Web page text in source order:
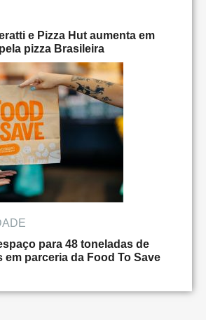
e Pizza Hut aumenta em
pizza Brasileira
para 48 toneladas de
parceria da Food To Save